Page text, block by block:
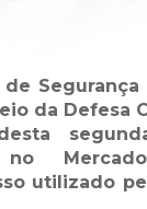
Segurança
da Defesa
no
utilizado